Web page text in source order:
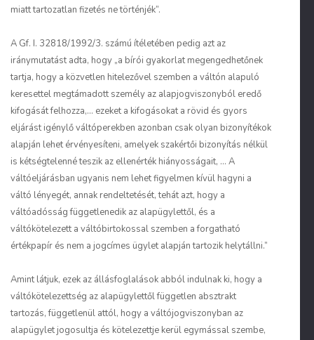
miatt tartozatlan fizetés ne történjék”.
A Gf. I. 32818/1992/3. számú ítéletében pedig azt az
iránymutatást adta, hogy „a bírói gyakorlat megengedhetőnek
tartja, hogy a közvetlen hitelezővel szemben a váltón alapuló
keresettel megtámadott személy az alapjogviszonyból eredő
kifogását felhozza,... ezeket a kifogásokat a rövid és gyors
eljárást igénylő váltóperekben azonban csak olyan bizonyítékok
alapján lehet érvényesíteni, amelyek szakértői bizonyítás nélkül
is kétségtelenné teszik az ellenérték hiányosságait, ... A
váltóeljárásban ugyanis nem lehet figyelmen kívül hagyni a
váltó lényegét, annak rendeltetését, tehát azt, hogy a
váltóadósság függetlenedik az alapügylettől, és a
váltókötelezett a váltóbirtokossal szemben a forgatható
értékpapír és nem a jogcímes ügylet alapján tartozik helytállni.”
Amint látjuk, ezek az állásfoglalások abból indulnak ki, hogy a
váltókötelezettség az alapügylettől független absztrakt
tartozás, függetlenül attól, hogy a váltójogviszonyban az
alapügylet jogosultja és kötelezettje kerül egymással szembe,